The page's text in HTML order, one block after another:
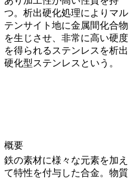
つ。析出硬化処理によりマル
テンサイト地に金属間化合物
を生じさせ、非常に高い硬度
を得られるステンレスを析出
硬化型ステンレスという。
概要
鉄の素材に様々な元素を加え
て特性を付与した合金。物質